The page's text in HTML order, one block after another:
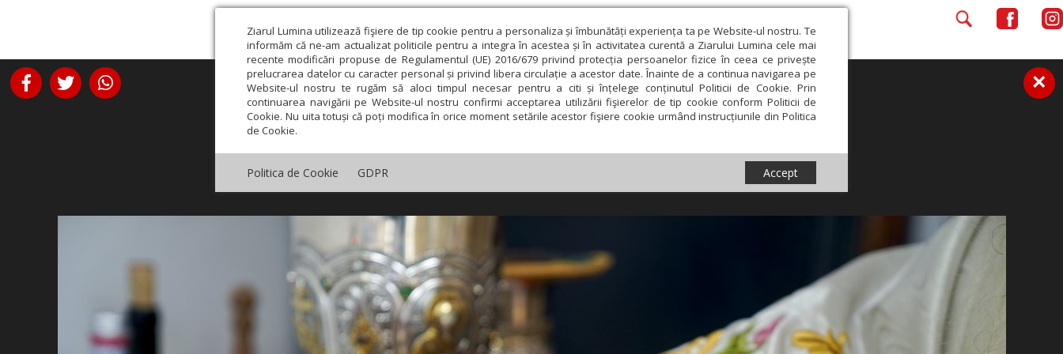
Ziarul Lumina utilizează fişiere de tip cookie pentru a personaliza și îmbunătăți experiența ta pe Website-ul nostru. Te
informăm că ne-am actualizat politicile pentru a integra în acestea și în activitatea curentă a Ziarului Lumina cele mai
recente modificări propuse de Regulamentul (UE) 2016/679 privind protecția persoanelor fizice în ceea ce privește
prelucrarea datelor cu caracter personal și privind libera circulație a acestor date. Înainte de a continua navigarea pe
Website-ul nostru te rugăm să aloci timpul necesar pentru a citi și înțelege conținutul Politicii de Cookie. Prin
continuarea navigării pe Website-ul nostru confirmi acceptarea utilizării fişierelor de tip cookie conform Politicii de
Cookie. Nu uita totuși că poți modifica în orice moment setările acestor fişiere cookie urmând instrucțiunile din Politica
de Cookie.
Politica de Cookie GDPR Accept
×